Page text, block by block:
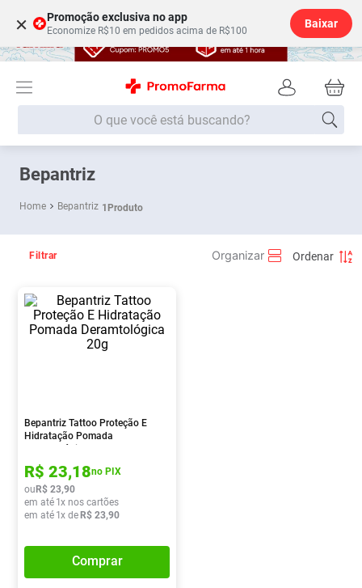
× Promoção exclusiva no app
Economize R$10 em pedidos acima de R$100
Baixar
O que você está buscando?
Bepantriz
Bepantriz 1Produto
Filtrar
Bepantriz Tattoo Proteção E
Hidratação Pomada
Deramtológica 20g
R$ 23,18no PIX
ouR$ 23,90
em até 1x nos cartões
em até 1x deR$ 23,90
Comprar
Termos mais buscados
1 º Fralda
3º
º Fralda G
6º Desodorante
Shampoo
10º Soro Fisiológico